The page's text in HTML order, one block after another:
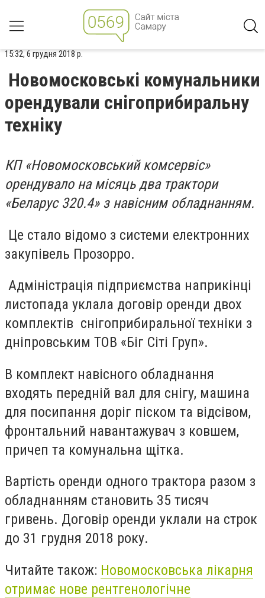
15:32, 6 грудня 2018 р.
Новомосковські комунальники
орендували снігоприбиральну
техніку
КП «Новомосковський комсервіс»
орендувало на місяць два трактори
«Беларус 320.4» з навісним обладнанням.
Це стало відомо з системи електронних
закупівель Прозорро.
Адміністрація підприємства наприкінці
листопада уклала договір оренди двох
комплектів снігоприбиральної техніки з
дніпровським ТОВ «Біг Сіті Груп».
В комплект навісного обладнання
входять передній вал для снігу, машина
для посипання доріг піском та відсівом,
фронтальний навантажувач з ковшем,
причеп та комунальна щітка.
Вартість оренди одного трактора разом з
обладнанням становить 35 тисяч
гривень. Договір оренди уклали на строк
до 31 грудня 2018 року.
Читайте також: Новомосковська лікарня
отримає нове рентгенологічне